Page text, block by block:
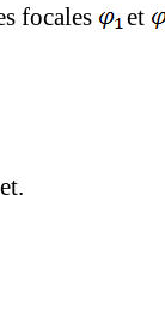
focales
et